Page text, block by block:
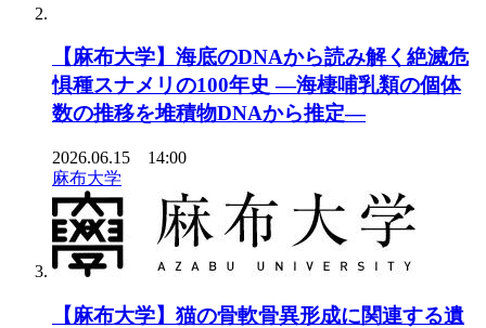
【麻布大学】海底のDNAから読み解く絶滅危
惧種スナメリの100年史 ―海棲哺乳類の個体
数の推移を堆積物DNAから推定―
2026.06.15 14:00
麻布大学
【麻布大学】猫の骨軟骨異形成に関連する遺